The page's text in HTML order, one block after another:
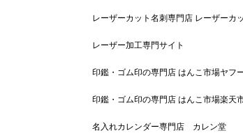
レーザーカット名刺専門店 レーザーカ
レーザー加工専門サイト
印鑑・ゴム印の専門店 はんこ市場ヤフ
印鑑・ゴム印の専門店 はんこ市場楽天
名入れカレンダー専門店 カレン堂